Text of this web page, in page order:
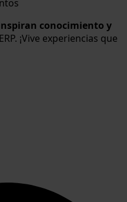
conocimiento y
¡Vive experiencias que